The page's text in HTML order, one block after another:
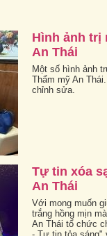
Hình ảnh trị
An Thái
Một số hình ảnh
Thẩm mỹ An
chỉnh sửa.
Tự tin xóa
An Thái
Với mong muốn
trắng hồng mịn
An Thái tổ chức